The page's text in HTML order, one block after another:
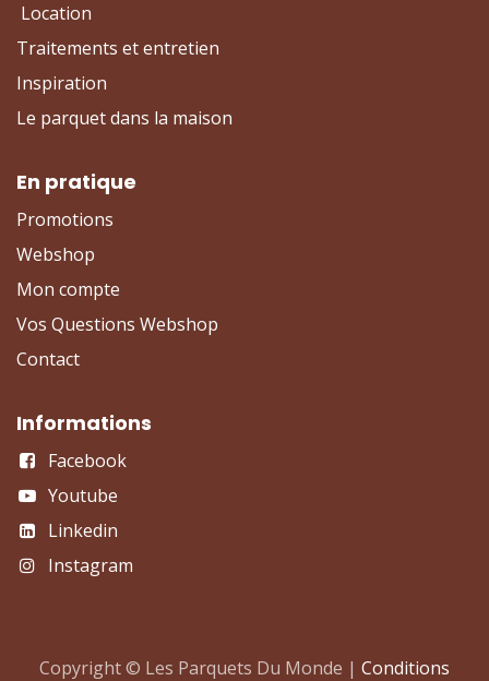
Location
Traitements et entretien
Inspiration
Le parquet dans la maison
En pratique
Promotions
Webshop
Mon compte
Vos Questions Webshop
Contact
Informations
Facebook
Youtube
Linkedin
Instagram
Copyright © Les Parquets Du Monde | Conditions